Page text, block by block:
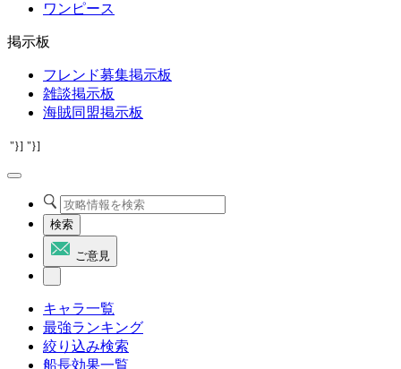
ワンピース
掲示板
フレンド募集掲示板
雑談掲示板
海賊同盟掲示板
"}] "}]
検索
ご意見
キャラ一覧
最強ランキング
絞り込み検索
船長効果一覧